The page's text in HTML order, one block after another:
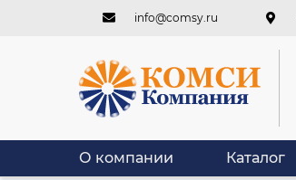
info@comsy.ru
О компании Каталог